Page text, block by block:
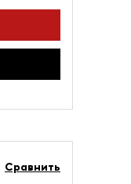
Сравнить